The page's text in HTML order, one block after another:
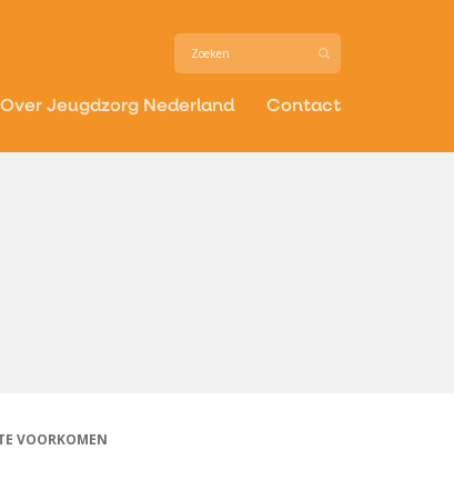
Over Jeugdzorg Nederland Contact
VOORKOMEN